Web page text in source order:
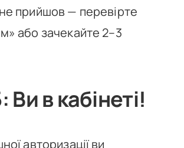
прийшов — перевірте
або зачекайте 2–3
Ви в кабінеті!
авторизації ви